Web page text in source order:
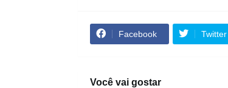
Facebook Twitter
Você vai gostar